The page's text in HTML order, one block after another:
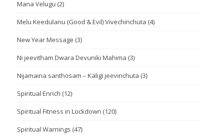
Mana Velugu (2)
Melu Keedulanu (Good & Evil) Vivechinchuta (4)
New Year Message (3)
Ni jeevitham Dwara Devuniki Mahima (3)
Nijamaina santhosam – Kaligi jeevinchuta (3)
Spiritual Enrich (12)
Spiritual Fitness in Lockdown (120)
Spiritual Warnings (47)